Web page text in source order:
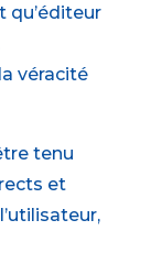
qu’éditeur
véracité
tenu
et